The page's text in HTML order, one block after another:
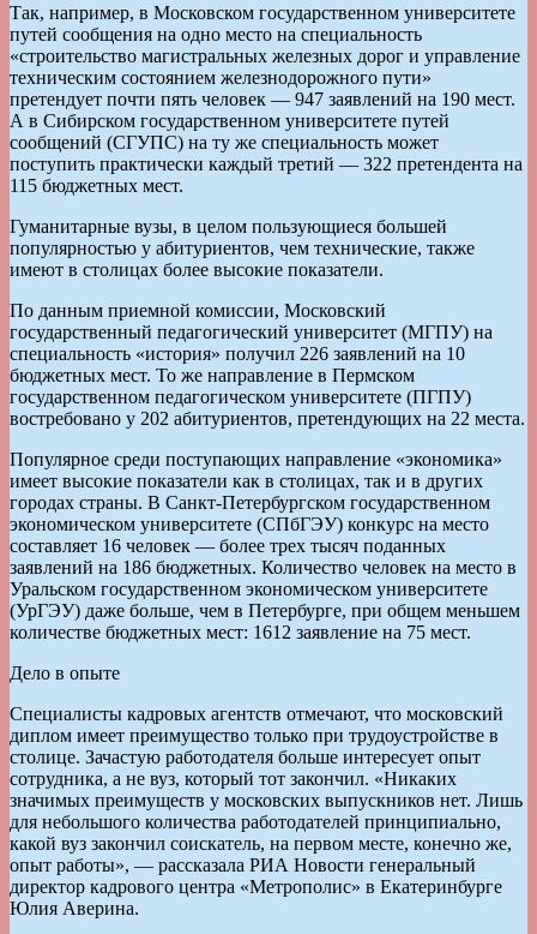
Так, например, в Московском государственном университете
путей сообщения на одно место на специальность
«строительство магистральных железных дорог и управление
техническим состоянием железнодорожного пути»
претендует почти пять человек — 947 заявлений на 190 мест.
А в Сибирском государственном университете путей
сообщений (СГУПС) на ту же специальность может
поступить практически каждый третий — 322 претендента на
115 бюджетных мест.
Гуманитарные вузы, в целом пользующиеся большей
популярностью у абитуриентов, чем технические, также
имеют в столицах более высокие показатели.
По данным приемной комиссии, Московский
государственный педагогический университет (МГПУ) на
специальность «история» получил 226 заявлений на 10
бюджетных мест. То же направление в Пермском
государственном педагогическом университете (ПГПУ)
востребовано у 202 абитуриентов, претендующих на 22 места.
Популярное среди поступающих направление «экономика»
имеет высокие показатели как в столицах, так и в других
городах страны. В Санкт-Петербургском государственном
экономическом университете (СПбГЭУ) конкурс на место
составляет 16 человек — более трех тысяч поданных
заявлений на 186 бюджетных. Количество человек на место в
Уральском государственном экономическом университете
(УрГЭУ) даже больше, чем в Петербурге, при общем меньшем
количестве бюджетных мест: 1612 заявление на 75 мест.
Дело в опыте
Специалисты кадровых агентств отмечают, что московский
диплом имеет преимущество только при трудоустройстве в
столице. Зачастую работодателя больше интересует опыт
сотрудника, а не вуз, который тот закончил. «Никаких
значимых преимуществ у московских выпускников нет. Лишь
для небольшого количества работодателей принципиально,
какой вуз закончил соискатель, на первом месте, конечно же,
опыт работы», — рассказала РИА Новости генеральный
директор кадрового центра «Метрополис» в Екатеринбурге
Юлия Аверина.